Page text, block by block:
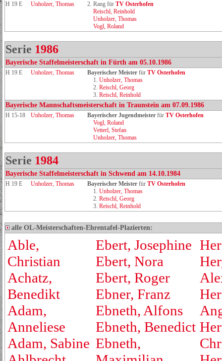
H 19 E Unholzer, Thomas 2. Rang für TV Osterhofen
Reischl, Reinhold
Unholzer, Thomas
Vogl, Roland
Serie 1986
Bayerische Staffelmeisterschaft in Fürth am 05.10.1986
H 19 E Unholzer, Thomas Bayerischer Meister für TV Osterhofen
1. Unholzer, Thomas
2. Reischl, Georg
3. Reischl, Reinhold
Bayerische Mannschaftsmeisterschaft in Traunstein am 07.09.1986
H 15-18 Unholzer, Thomas Bayerischer Jugendmeister für TV Osterhofen
Vogl, Roland
Vetterl, Stefan
Unholzer, Thomas
Serie 1984
Bayerische Staffelmeisterschaft in Schwend am 14.10.1984
H 19 E Unholzer, Thomas Bayerischer Meister für TV Osterhofen
1. Unholzer, Thomas
2. Reischl, Georg
3. Reischl, Reinhold
alle OL-Meisterschaften-Ehrentafel-Plazierten:
Able,
Christian
Achatz,
Benedikt
Adam,
Anneliese
Adam, Sabine
Ebert, Josephine
Ebert, Nora
Ebert, Roger
Ebner, Franz
Ebneth, Alfons
Ebneth, Benedict
Ebneth,